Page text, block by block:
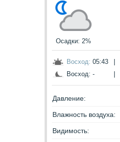
Осадки: 2%
Восход: 05:43
Восход: -
Давление:
Влажность воздуха:
Видимость: